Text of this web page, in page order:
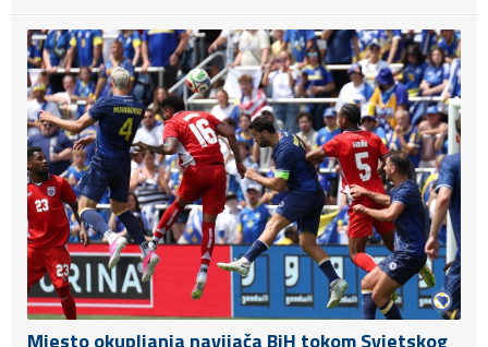
Mjesto okupljanja navijača BiH tokom Svjetskog